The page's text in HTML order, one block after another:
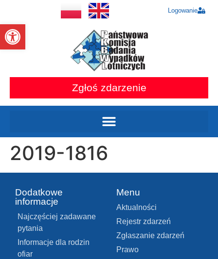
Otwórz pasek narzędzi
Logowanie
Zgłoś zdarzenie
2019-1816
Dodatkowe
informacje
Najczęściej zadawane
pytania
Informacje dla rodzin
ofiar
Menu
Aktualności
Rejestr zdarzeń
Zgłaszanie zdarzeń
Prawo